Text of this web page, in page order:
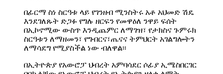
በፊርማ ስነ ስርዓቱ ላይ የገንዘብ ሚንስትሩ አቶ አህመድ ሽዴ
እንደገለጹት ድጋፉ የግሉ ዘርፍን የመዋዕለ ንዋይ ፍሰት
በኢኮኖሚው ውስጥ እንዲጨምር ለማገዝ፣ የታክስና ጉምሩክ
ስርዓቱን ለማዘመን፣ የግብርና፣ጤናና ትምህርት አገልግሎትን
ለማሳደግ የሚያስችል ነው ብለዋል፡፡
በኢትዮጵያ የአውሮፓ ህብረት አምባሳደር ሶፊያ ኢሜስበርገር